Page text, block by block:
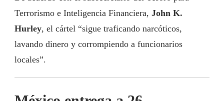
Terrorismo e Inteligencia Financiera, John K.
Hurley, el cártel “sigue traficando narcóticos,
lavando dinero y corrompiendo a funcionarios
locales”.